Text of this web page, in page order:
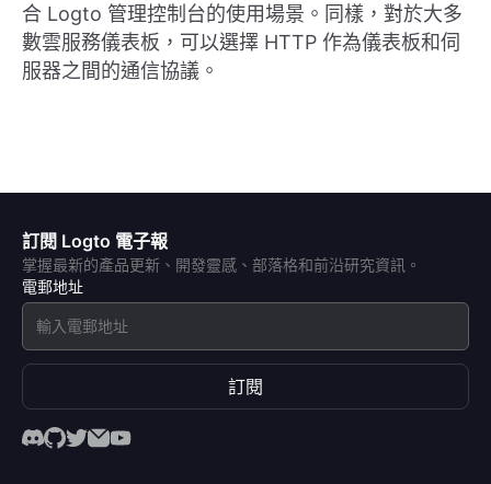
合 Logto 管理控制台的使用場景。同樣，對於大多
數雲服務儀表板，可以選擇 HTTP 作為儀表板和伺
服器之間的通信協議。
訂閱 Logto 電子報
掌握最新的產品更新、開發靈感、部落格和前沿研究資訊。
電郵地址
訂閱